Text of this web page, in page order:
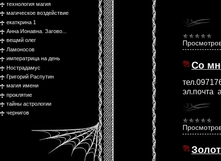
технология магия
магическое воздействие
екаткрина 1
Анна Ионавна. Загово...
вещмй олег
Ламоносов
императрица на день
Нострадамус
Григорий Распутин
магия имени
проклятие
тайны астрологии
чернигов
Со
эл.почта